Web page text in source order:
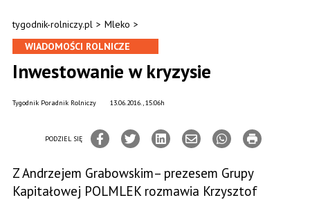
tygodnik-rolniczy.pl > Mleko >
WIADOMOŚCI ROLNICZE
Inwestowanie w kryzysie
13.06.2016., 15:06h
Tygodnik Poradnik Rolniczy
PODZIEL SIĘ
Z Andrzejem Grabowskim– prezesem Grupy
Kapitałowej POLMLEK rozmawia Krzysztof